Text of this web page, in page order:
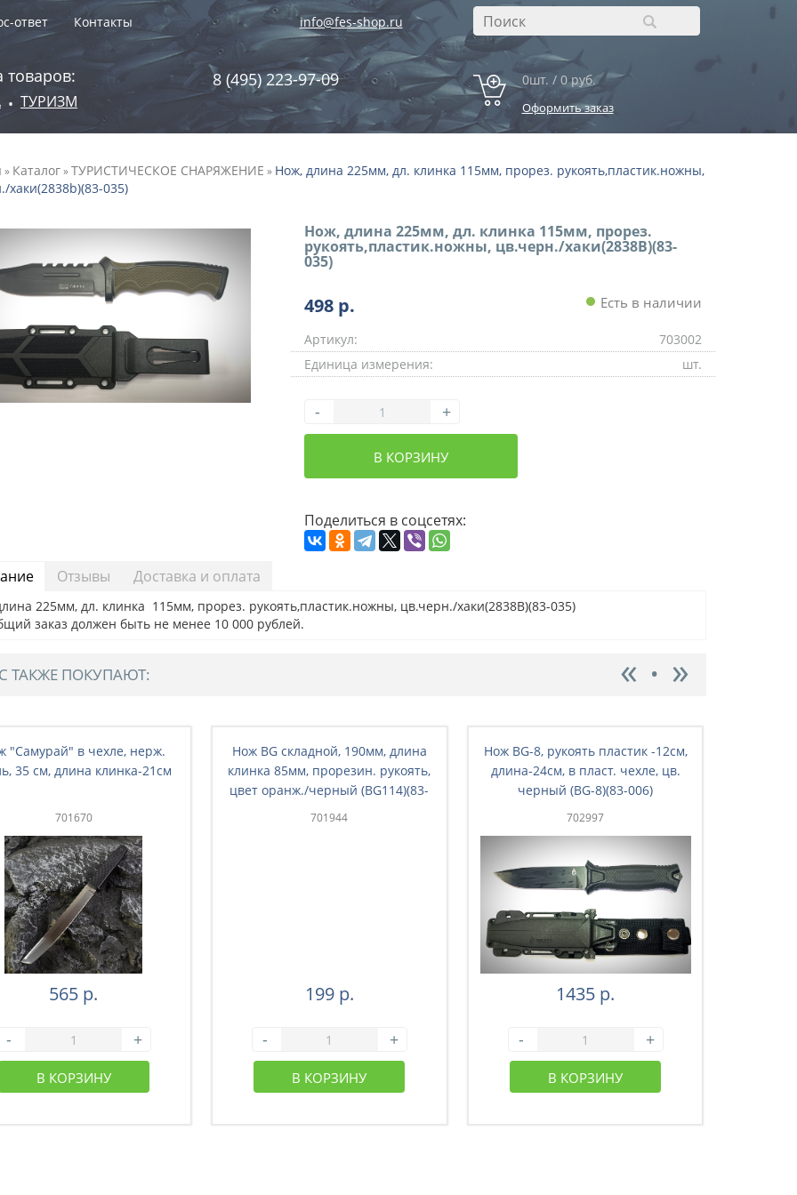
ответ Контакты info@fes-shop.ru
товаров:
• ТУРИЗМ
8 (495) 223-97-09 0шт. / 0 руб.
Оформить заказ
» Каталог»ТУРИСТИЧЕСКОЕ СНАРЯЖЕНИЕ » Нож, длина 225мм, дл. клинка 115мм, прорез. рукоять,пластик.ножны,
хаки(2838b)(83-035)
Нож, длина 225мм, дл. клинка 115мм, прорез.
рукоять,пластик.ножны, цв.черн./хаки(2838B)(83-
035)
498 р. Есть в наличии
Артикул:
703002
Единица измерения:
шт.
- +
В КОРЗИНУ
Поделиться в соцсетях:
Отзывы Доставка и оплата
225мм, дл. клинка 115мм, прорез. рукоять,пластик.ножны, цв.черн./хаки(2838B)(83-035)
заказ должен быть не менее 10 000 рублей.
ТАКЖЕ ПОКУПАЮТ:
"Самурай" в чехле, нерж.
35 см, длина клинка-21см
701670
565 р.
- +
В КОРЗИНУ
Нож BG складной, 190мм, длина
клинка 85мм, прорезин. рукоять,
цвет оранж./черный (BG114)(83-
009)
701944
199 р.
- +
В КОРЗИНУ
Нож BG-8, рукоять пластик -12см,
длина-24см, в пласт. чехле, цв.
черный (BG-8)(83-006)
702997
1435 р.
- +
В КОРЗИНУ